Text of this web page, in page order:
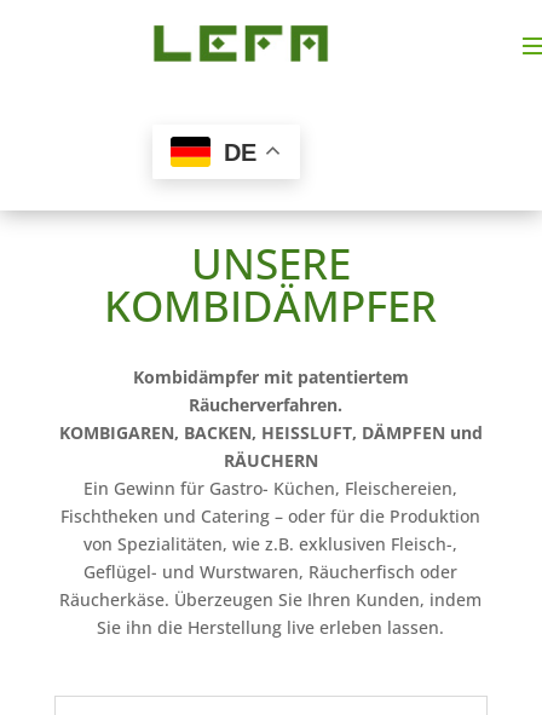
DE
UNSERE
KOMBIDÄMPFER
Kombidämpfer mit patentiertem
Räucherverfahren.
KOMBIGAREN, BACKEN, HEISSLUFT, DÄMPFEN und
RÄUCHERN
Ein Gewinn für Gastro- Küchen, Fleischereien,
Fischtheken und Catering – oder für die Produktion
von Spezialitäten, wie z.B. exklusiven Fleisch-,
Geflügel- und Wurstwaren, Räucherfisch oder
Räucherkäse. Überzeugen Sie Ihren Kunden, indem
Sie ihn die Herstellung live erleben lassen.